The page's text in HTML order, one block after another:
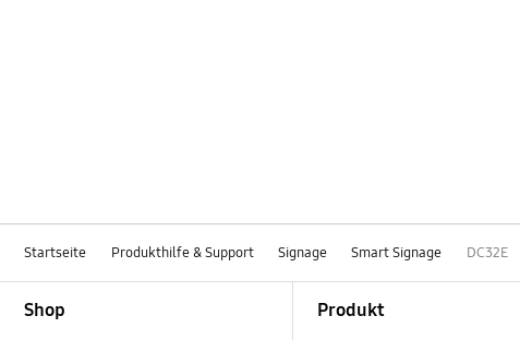
Startseite Produkthilfe & Support Signage Smart Signage DC32E
Shop Produkt